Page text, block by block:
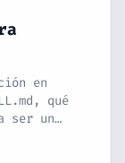
en
qué
ser un